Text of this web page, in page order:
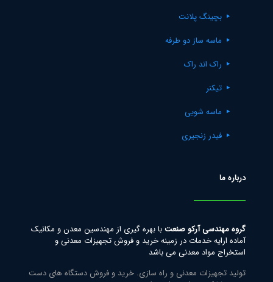
بچینگ پلانت
ماسه ساز دو طرفه
راک اند راک
تیکنر
ماسه شویی
فیدر زنجیری
درباره ما
گروه مهندسی آرکو صنعتبا بهره گیری از مهندسین معدن و مکانیک
آماده ارایه خدمات در زمینه خرید و فروش تجهیزات معدنی و
استخراج مواد معدنی می باشد
تولید تجهیزات معدنی و راه سازی. خرید و فروش دستگاه های دست